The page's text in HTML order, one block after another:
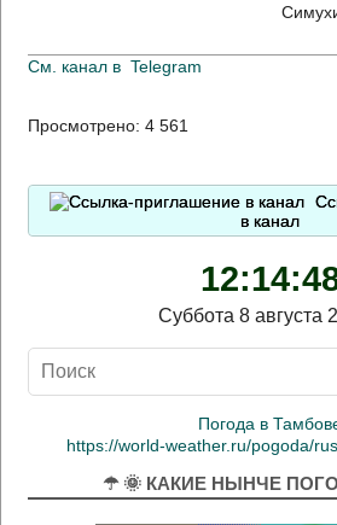
См. канал в Telegram
Просмотрено:4 561
в канал
Суббота 8 августа
Погода в
https://world-weather.ru/pogoda/
☂ 🌞 КАКИЕ НЫНЧЕ